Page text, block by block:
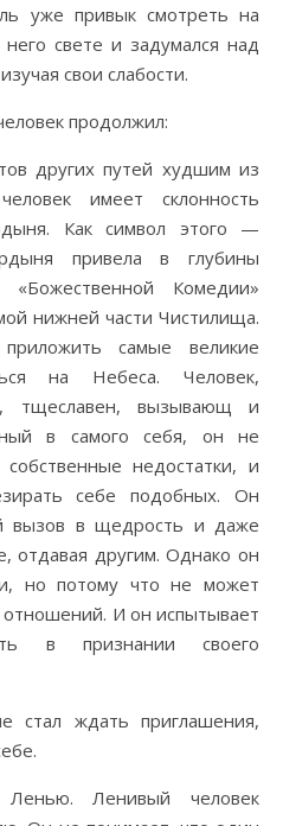
уже привык смотреть на
свете и задумался над
свои слабости.
продолжил:
других путей худшим из
имеет склонность
Как символ этого —
привела в глубины
Комедии»
нижней части Чистилища.
самые великие
на Небеса. Человек,
тщеславен, вызывающ и
в самого себя, он не
недостатки, и
себе подобных. Он
вызов в щедрость и даже
отдавая другим. Однако он
но потому что не может
И он испытывает
в признании своего
стал ждать приглашения,
Ленивый человек